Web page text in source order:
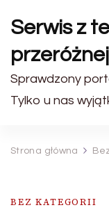
Serwis z
Sprawdzony
Tylko u nas
Strona główna
BEZ KATEGORII